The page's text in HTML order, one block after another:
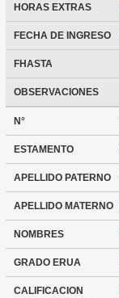
HORAS EXTRAS
FECHA DE INGRESO
FHASTA
OBSERVACIONES
N°
ESTAMENTO
APELLIDO PATERNO
APELLIDO MATERNO
NOMBRES
GRADO ERUA
CALIFICACION